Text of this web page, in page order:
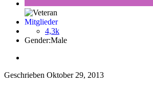
Mitglieder
4,3k
Gender:Male
Geschrieben Oktober 29, 2013